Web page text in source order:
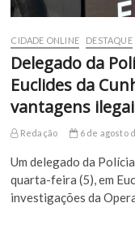
CIDADE ONLINE DESTAQUE
Delegado da
Euclides da
vantagens
Redação 6 de agosto
Um delegado da
quarta-feira (5), em
investigações da